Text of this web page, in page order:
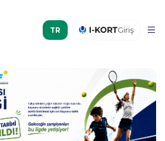
Giriş